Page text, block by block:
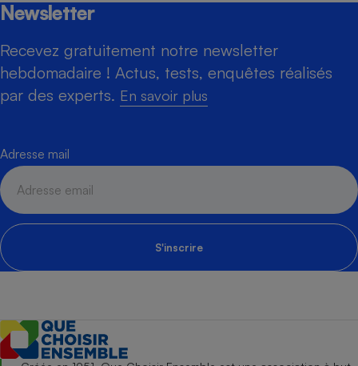
Newsletter
Recevez gratuitement notre newsletter
hebdomadaire ! Actus, tests, enquêtes réalisés
par des experts. En savoir plus
Adresse mail
S'inscrire